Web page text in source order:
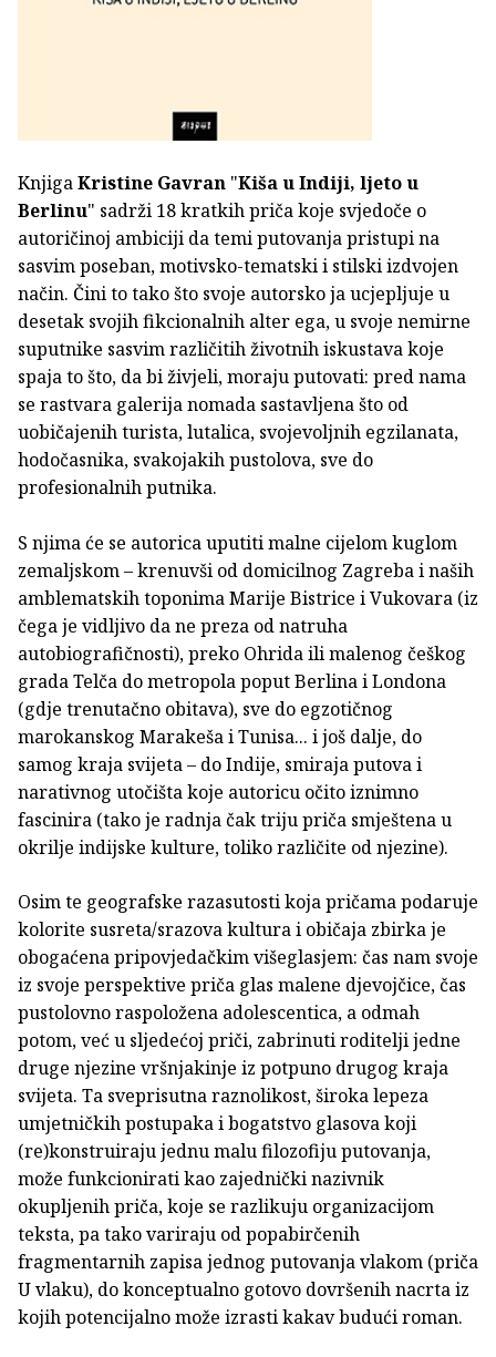
KnjigaKristine Gavran "Kiša u Indiji, ljeto u
Berlinu" sadrži 18 kratkih priča koje svjedoče o
autoričinoj ambiciji da temi putovanja pristupi na
sasvim poseban, motivsko-tematski i stilski izdvojen
način. Čini to tako što svoje autorsko ja ucjepljuje u
desetak svojih fikcionalnih alter ega, u svoje nemirne
suputnike sasvim različitih životnih iskustava koje
spaja to što, da bi živjeli, moraju putovati: pred nama
se rastvara galerija nomada sastavljena što od
uobičajenih turista, lutalica, svojevoljnih egzilanata,
hodočasnika, svakojakih pustolova, sve do
profesionalnih putnika.
S njima će se autorica uputiti malne cijelom kuglom
zemaljskom – krenuvši od domicilnog Zagreba i naših
amblematskih toponima Marije Bistrice i Vukovara (iz
čega je vidljivo da ne preza od natruha
autobiografičnosti), preko Ohrida ili malenog češkog
grada Telča do metropola poput Berlina i Londona
(gdje trenutačno obitava), sve do egzotičnog
marokanskog Marakeša i Tunisa... i još dalje, do
samog kraja svijeta – do Indije, smiraja putova i
narativnog utočišta koje autoricu očito iznimno
fascinira (tako je radnja čak triju priča smještena u
okrilje indijske kulture, toliko različite od njezine).
Osim te geografske razasutosti koja pričama podaruje
kolorite susreta/srazova kultura i običaja zbirka je
obogaćena pripovjedačkim višeglasjem: čas nam svoje
iz svoje perspektive priča glas malene djevojčice, čas
pustolovno raspoložena adolescentica, a odmah
potom, već u sljedećoj priči, zabrinuti roditelji jedne
druge njezine vršnjakinje iz potpuno drugog kraja
svijeta. Ta sveprisutna raznolikost, široka lepeza
umjetničkih postupaka i bogatstvo glasova koji
(re)konstruiraju jednu malu filozofiju putovanja,
može funkcionirati kao zajednički nazivnik
okupljenih priča, koje se razlikuju organizacijom
teksta, pa tako variraju od popabirčenih
fragmentarnih zapisa jednog putovanja vlakom (priča
U vlaku), do konceptualno gotovo dovršenih nacrta iz
kojih potencijalno može izrasti kakav budući roman.